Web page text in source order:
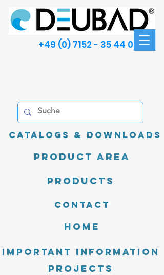
+49 (0) 7152 - 35 44 00
Catalogs & Downloads
product area
Products
Contact
Home
Important information
PROJECTS